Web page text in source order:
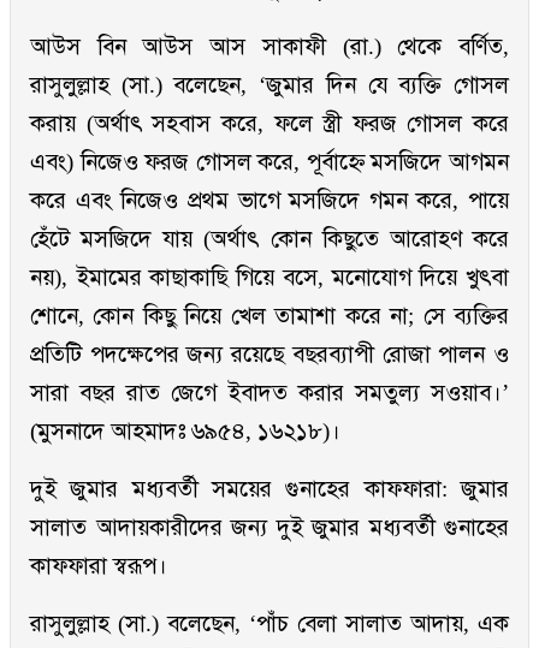
আউস বিন আউস আস সাকাফী (রা.) থেকে বর্ণিত,
রাসুলুল্লাহ (সা.) বলেছেন, ‘জুমার দিন যে ব্যক্তি গোসল
করায় (অর্থাৎ সহবাস করে, ফলে স্ত্রী ফরজ গোসল করে
এবং) নিজেও ফরজ গোসল করে, পূর্বাহ্ণে মসজিদে আগমন
করে এবং নিজেও প্রথম ভাগে মসজিদে গমন করে, পায়ে
হেঁটে মসজিদে যায় (অর্থাৎ কোন কিছুতে আরোহণ করে
নয়), ইমামের কাছাকাছি গিয়ে বসে, মনোযোগ দিয়ে খুৎবা
শোনে, কোন কিছু নিয়ে খেল তামাশা করে না; সে ব্যক্তির
প্রতিটি পদক্ষেপের জন্য রয়েছে বছরব্যাপী রোজা পালন ও
সারা বছর রাত জেগে ইবাদত করার সমতুল্য সওয়াব।’
(মুসনাদে আহমাদঃ ৬৯৫৪, ১৬২১৮)।
দুই জুমার মধ্যবর্তী সময়ের গুনাহের কাফফারা: জুমার
সালাত আদায়কারীদের জন্য দুই জুমার মধ্যবর্তী গুনাহের
কাফফারা স্বরূপ।
রাসুলুল্লাহ (সা.) বলেছেন, ‘পাঁচ বেলা সালাত আদায়, এক